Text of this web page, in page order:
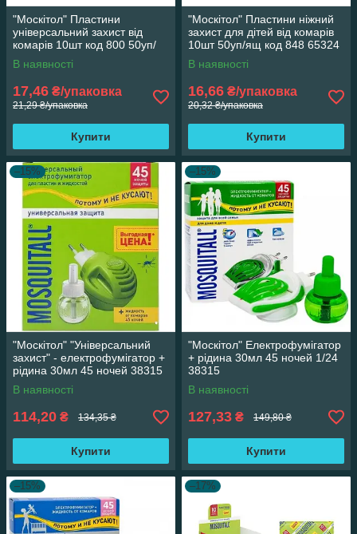
"Москітол" Пластини
універсальний захист від
комарів 10шт код 800 50уп/
ящ 65324
В наявності
17,46 ₴/упаковка
21,29 ₴/упаковка
Купити
"Москітол" Пластини ніжний
захист для дітей від комарів
10шт 50уп/ящ код 848 65324
В наявності
16,66 ₴/упаковка
20,32 ₴/упаковка
Купити
–15%
"Москітол" "Універсальний
захист" - електрофумігатор +
рідина 30мл 45 ночей 38315
В наявності
114,20 ₴ 134,35 ₴
Купити
–15%
"Москітол" Електрофумігатор
+ рідина 30мл 45 ночей 1/24
38315
В наявності
127,33 ₴ 149,80 ₴
Купити
–15% –17%